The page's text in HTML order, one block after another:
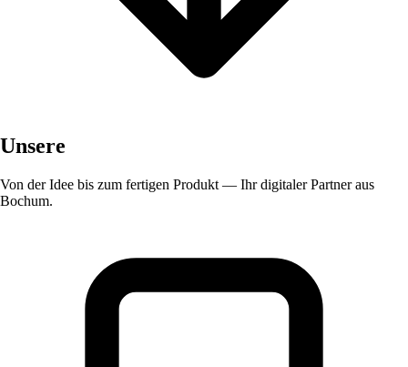
Unsere
Von der Idee bis zum fertigen Produkt — Ihr digitaler Partner aus
Bochum.